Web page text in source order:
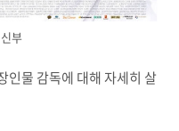
부
인물 감독에 대해 자세히 살